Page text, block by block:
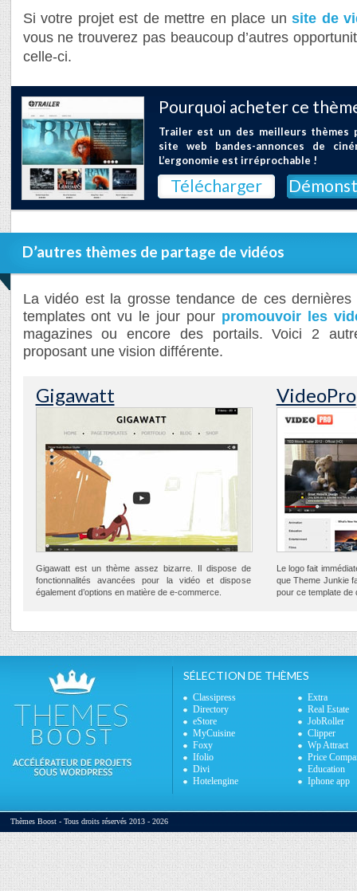
Si votre projet est de mettre en place un site de
vous ne trouverez pas beaucoup d’autres
celle-ci.
Pourquoi acheter ce
Trailer est un des meilleurs thèmes
site web bandes-annonces de
L’ergonomie est irréprochable !
Télécharger
D’autres thèmes de partage de vidéos
La vidéo est la grosse tendance de ces
templates ont vu le jour pour promouvoir les
magazines ou encore des portails. Voici 2
proposant une vision différente.
Gigawatt
Gigawatt est un thème assez bizarre. Il dispose de
fonctionnalités avancées pour la vidéo et dispose
également d’options en matière de e-commerce.
VideoPro
Le logo fait
que Theme Junkie
pour ce template de
SÉLECTION DE THÈMES
Classipress
Extra
Directory
Real Estate
eStore
JobRoller
MyCuisine
Clipper
Foxy
Wp Attract
Ifolio
Price
Divi
Education
Hotelengine
Iphone app
Thèmes Boost - Tous droits réservés 2013 - 2026